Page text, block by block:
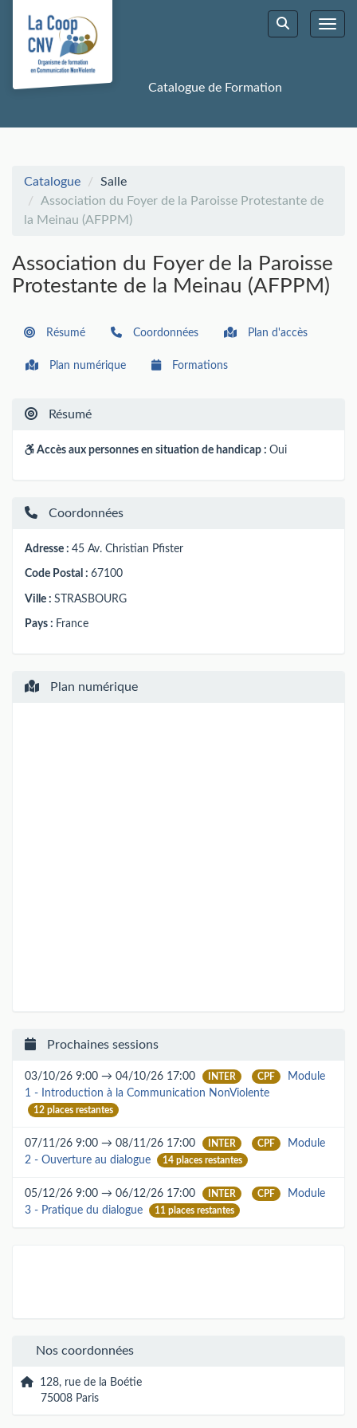
Aller au menu principal
Aller au contenu principal
Personnaliser l'interface
Rechercher
Catalogue de Formation
Catalogue
Salle
Association du Foyer de la Paroisse Protestante de
la Meinau (AFPPM)
Association du Foyer de la Paroisse
Protestante de la Meinau (AFPPM)
Résumé Coordonnées Plan d'accès
Plan numérique Formations
Résumé
Accès aux personnes en situation de handicap : Oui
Coordonnées
Adresse : 45 Av. Christian Pfister
Code Postal : 67100
Ville : STRASBOURG
Pays : France
Plan numérique
Prochaines sessions
03/10/26 9:00 → 04/10/26 17:00 INTER CPF
Module
1 - Introduction à la Communication NonViolente
12 places restantes
07/11/26 9:00 → 08/11/26 17:00 INTER CPF
Module
2 - Ouverture au dialogue
14 places restantes
05/12/26 9:00 → 06/12/26 17:00 INTER CPF
Module
3 - Pratique du dialogue
11 places restantes
Nos coordonnées
128, rue de la Boétie
75008 Paris